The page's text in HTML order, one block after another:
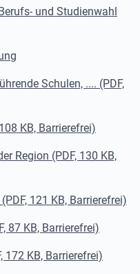
und Studienwahl
Schulen, .... (PDF,
KB, Barrierefrei)
Region (PDF, 130 KB,
121 KB, Barrierefrei)
87 KB, Barrierefrei)
172 KB, Barrierefrei)